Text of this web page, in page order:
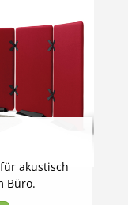
akustisch
Büro.